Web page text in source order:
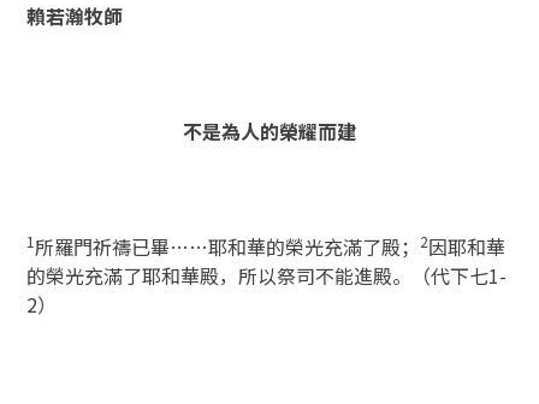
賴若瀚牧師
不是為人的榮耀而建
1所羅門祈禱已畢……耶和華的榮光充滿了殿； 2因耶和華
的榮光充滿了耶和華殿，所以祭司不能進殿。（代下七1-
2）